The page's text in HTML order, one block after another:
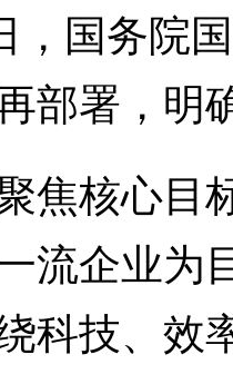
国务院国
部署，明
核心目
流企业为
科技、效